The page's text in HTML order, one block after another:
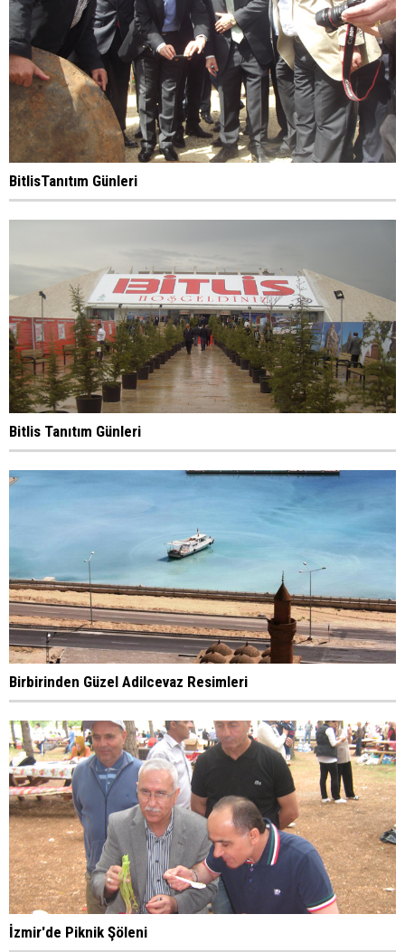
BitlisTanıtım Günleri
Bitlis Tanıtım Günleri
Birbirinden Güzel Adilcevaz Resimleri
İzmir'de Piknik Şöleni